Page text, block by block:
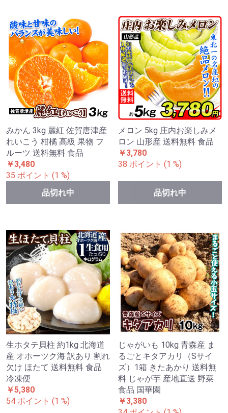
みかん 3kg 麗紅 佐賀唐津産
れいこう 柑橘 高級 果物 フ
ルーツ 送料無料 食品
￥3,480
35 ポイント (1 %)
品切れ中
メロン 5kg 庄内お楽しみメ
ロン 山形産 送料無料 食品
￥3,780
38 ポイント (1 %)
品切れ中
生ホタテ貝柱 約1kg 北海道
産 オホーツク海 訳あり 割れ
欠け ほたて 送料無料 食品
冷凍便
￥5,380
54 ポイント (1 %)
じゃがいも 10kg 青森産 ま
るごとキタアカリ（Sサイ
ズ）1箱 きたあかり 送料無
料 じゃが芋 産地直送 野菜
食品 国華園
￥3,380